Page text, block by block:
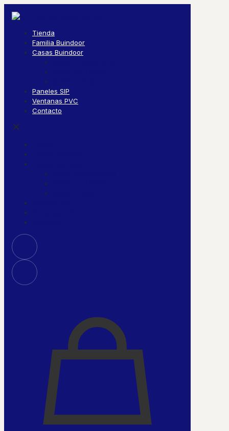
Tienda
Familia Buindoor
Casas Buindoor
Paneles SIP
Ventanas PVC
Contacto
✕